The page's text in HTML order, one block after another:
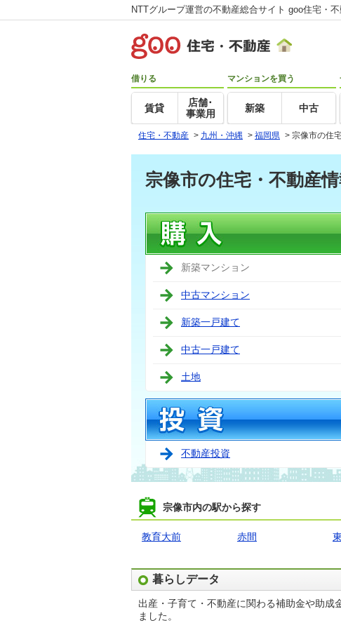
NTTグループ運営の不動産総合サイト goo住宅・不
借りる
賃貸
店舗･
事業用
マンションを買う
新築 中古
住宅・不動産 > 九州・沖縄 > 福岡県 > 宗像市の住
宗像市の住宅・不動産
新築マンション
中古マンション
新築一戸建て
中古一戸建て
土地
不動産投資
宗像市内の駅から探す
教育大前 赤間
暮らしデータ
出産・子育て・不動産に関わる補助金や助成
ました。